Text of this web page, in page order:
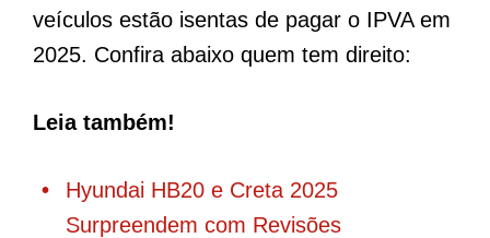
veículos estão isentas de pagar o IPVA em
2025. Confira abaixo quem tem direito:
Leia também!
Hyundai HB20 e Creta 2025
Surpreendem com Revisões